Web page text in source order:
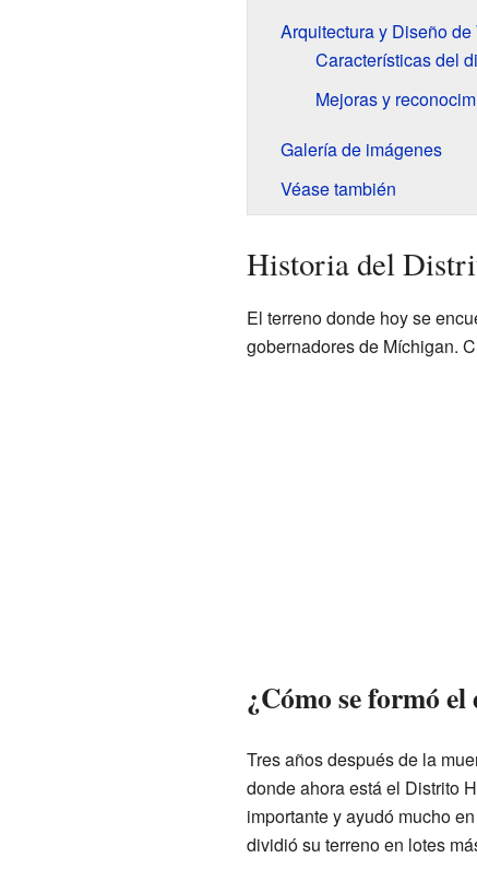
Arquitectura y Diseño
Características del
Mejoras y
Galería de imágenes
Véase también
Historia del
El terreno donde hoy se
gobernadores de Míchigan.
¿Cómo se formó
Tres años después de la
donde ahora está el Distrito
importante y ayudó mucho
dividió su terreno en lotes